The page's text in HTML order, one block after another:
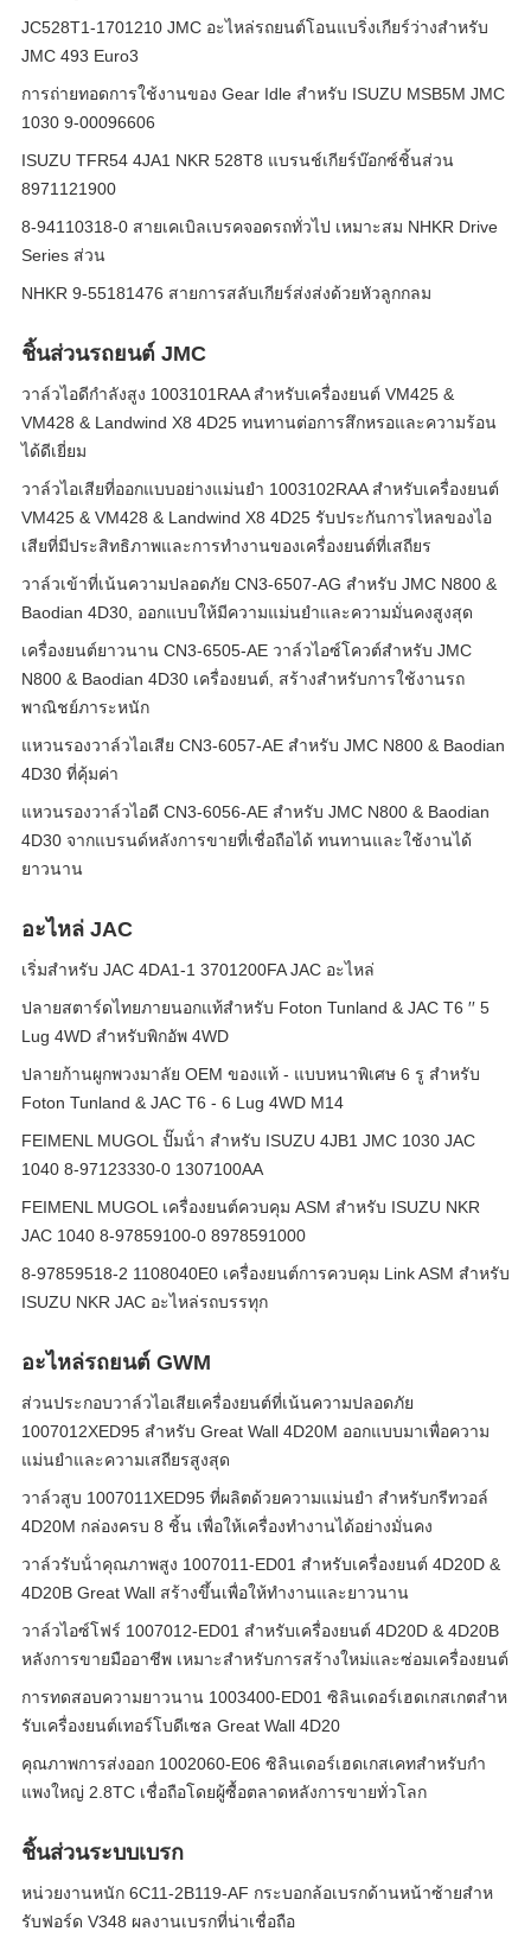
JC528T1-1701210 JMC อะไหล่รถยนต์โอนแบริ่งเกียร์ว่างสำหรับ
JMC 493 Euro3
การถ่ายทอดการใช้งานของ Gear Idle สําหรับ ISUZU MSB5M JMC
1030 9-00096606
ISUZU TFR54 4JA1 NKR 528T8 แบรนช์เกียร์บ๊อกซ์ชิ้นส่วน
8971121900
8-94110318-0 สายเคเบิลเบรคจอดรถทั่วไป เหมาะสม NHKR Drive
Series ส่วน
NHKR 9-55181476 สายการสลับเกียร์ส่งส่งด้วยหัวลูกกลม
ชิ้นส่วนรถยนต์ JMC
วาล์วไอดีกำลังสูง 1003101RAA สำหรับเครื่องยนต์ VM425 &
VM428 & Landwind X8 4D25 ทนทานต่อการสึกหรอและความร้อน
ได้ดีเยี่ยม
วาล์วไอเสียที่ออกแบบอย่างแม่นยำ 1003102RAA สำหรับเครื่องยนต์
VM425 & VM428 & Landwind X8 4D25 รับประกันการไหลของไอ
เสียที่มีประสิทธิภาพและการทำงานของเครื่องยนต์ที่เสถียร
วาล์วเข้าที่เน้นความปลอดภัย CN3-6507-AG สําหรับ JMC N800 &
Baodian 4D30, ออกแบบให้มีความแม่นยําและความมั่นคงสูงสุด
เครื่องยนต์ยาวนาน CN3-6505-AE วาล์วไอซ์โควต์สําหรับ JMC
N800 & Baodian 4D30 เครื่องยนต์, สร้างสําหรับการใช้งานรถ
พาณิชย์ภาระหนัก
แหวนรองวาล์วไอเสีย CN3-6057-AE สำหรับ JMC N800 & Baodian
4D30 ที่คุ้มค่า
แหวนรองวาล์วไอดี CN3-6056-AE สำหรับ JMC N800 & Baodian
4D30 จากแบรนด์หลังการขายที่เชื่อถือได้ ทนทานและใช้งานได้
ยาวนาน
อะไหล่ JAC
เริ่มสําหรับ JAC 4DA1-1 3701200FA JAC อะไหล่
ปลายสตาร์ดไทยภายนอกแท้สําหรับ Foton Tunland & JAC T6 ′′ 5
Lug 4WD สําหรับพิกอัพ 4WD
ปลายก้านผูกพวงมาลัย OEM ของแท้ - แบบหนาพิเศษ 6 รู สำหรับ
Foton Tunland & JAC T6 - 6 Lug 4WD M14
FEIMENL MUGOL ปั๊มน้ํา สําหรับ ISUZU 4JB1 JMC 1030 JAC
1040 8-97123330-0 1307100AA
FEIMENL MUGOL เครื่องยนต์ควบคุม ASM สําหรับ ISUZU NKR
JAC 1040 8-97859100-0 8978591000
8-97859518-2 1108040E0 เครื่องยนต์การควบคุม Link ASM สําหรับ
ISUZU NKR JAC อะไหล่รถบรรทุก
อะไหล่รถยนต์ GWM
ส่วนประกอบวาล์วไอเสียเครื่องยนต์ที่เน้นความปลอดภัย
1007012XED95 สำหรับ Great Wall 4D20M ออกแบบมาเพื่อความ
แม่นยำและความเสถียรสูงสุด
วาล์วสูบ 1007011XED95 ที่ผลิตด้วยความแม่นยํา สําหรับกรีทวอล์
4D20M กล่องครบ 8 ชิ้น เพื่อให้เครื่องทํางานได้อย่างมั่นคง
วาล์วรับน้ําคุณภาพสูง 1007011-ED01 สําหรับเครื่องยนต์ 4D20D &
4D20B Great Wall สร้างขึ้นเพื่อให้ทํางานและยาวนาน
วาล์วไอซ์โฟร์ 1007012-ED01 สําหรับเครื่องยนต์ 4D20D & 4D20B
หลังการขายมืออาชีพ เหมาะสําหรับการสร้างใหม่และซ่อมเครื่องยนต์
การทดสอบความยาวนาน 1003400-ED01 ซิลินเดอร์เฮดเกสเกตสําห
รับเครื่องยนต์เทอร์โบดีเซล Great Wall 4D20
คุณภาพการส่งออก 1002060-E06 ซิลินเดอร์เฮดเกสเคทสําหรับกํา
แพงใหญ่ 2.8TC เชื่อถือโดยผู้ซื้อตลาดหลังการขายทั่วโลก
ชิ้นส่วนระบบเบรก
หน่วยงานหนัก 6C11-2B119-AF กระบอกล้อเบรกด้านหน้าซ้ายสําห
รับฟอร์ด V348 ผลงานเบรกที่น่าเชื่อถือ